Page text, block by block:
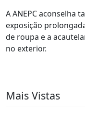
A ANEPC aconselha
exposição
de roupa e a
no exterior.
Mais Vistas